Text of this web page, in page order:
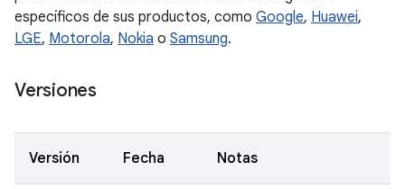
específicos de sus productos, como Google, Huawei,
LGE, Motorola, Nokia o Samsung.
Versiones
Versión Fecha Notas